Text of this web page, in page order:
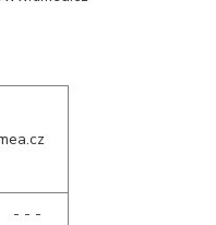
- - -